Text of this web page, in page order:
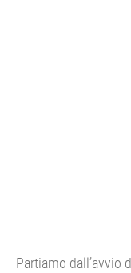
Partiamo dall’avvio